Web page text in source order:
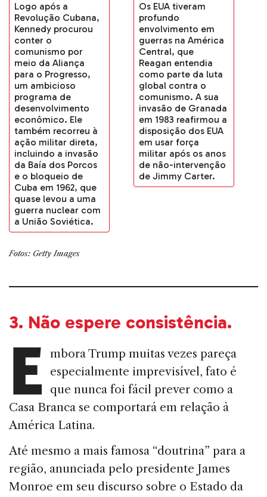
Logo após a
Revolução Cubana,
Kennedy procurou
conter o
comunismo por
meio da Aliança
para o Progresso,
um ambicioso
programa de
desenvolvimento
econômico. Ele
também recorreu à
ação militar direta,
incluindo a invasão
da Baía dos Porcos
e o bloqueio de
Cuba em 1962, que
quase levou a uma
guerra nuclear com
a União Soviética.
Os EUA tiveram
profundo
envolvimento em
guerras na América
Central, que
Reagan entendia
como parte da luta
global contra o
comunismo. A sua
invasão de Granada
em 1983 reafirmou a
disposição dos EUA
em usar força
militar após os anos
de não-intervenção
de Jimmy Carter.
Fotos: Getty Images
3. Não espere consistência.
E
mbora Trump muitas vezes pareça
especialmente imprevisível, fato é
que nunca foi fácil prever como a
Casa Branca se comportará em relação à
América Latina.
Até mesmo a mais famosa “doutrina” para a
região, anunciada pelo presidente James
Monroe em seu discurso sobre o Estado da